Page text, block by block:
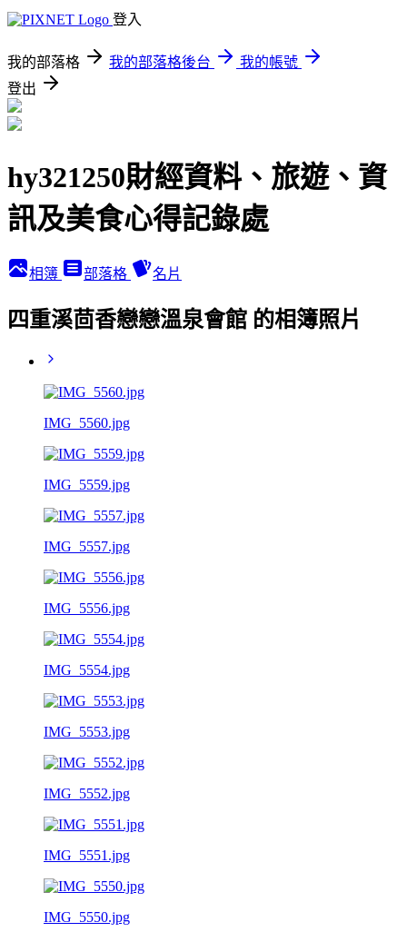
登入
我的部落格 我的部落格後台
我的帳號
登出
hy321250財經資料、旅遊、資
訊及美食心得記錄處
相簿 部落格 名片
四重溪茴香戀戀溫泉會館 的相簿照片
IMG_5560.jpg
IMG_5559.jpg
IMG_5557.jpg
IMG_5556.jpg
IMG_5554.jpg
IMG_5553.jpg
IMG_5552.jpg
IMG_5551.jpg
IMG_5550.jpg